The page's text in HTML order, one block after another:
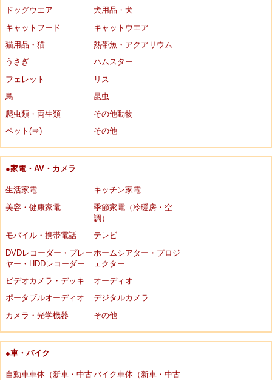
ドッグウエア
犬用品・犬
キャットフード
キャットウエア
猫用品・猫
熱帯魚・アクアリウム
うさぎ
ハムスター
フェレット
リス
鳥
昆虫
爬虫類・両生類
その他動物
ペット(⇒)
その他
●家電・AV・カメラ
生活家電
キッチン家電
美容・健康家電
季節家電（冷暖房・空
調）
モバイル・携帯電話
テレビ
DVDレコーダー・プレー
ヤー・HDDレコーダー
ホームシアター・プロジ
ェクター
ビデオカメラ・デッキ
オーディオ
ポータブルオーディオ
デジタルカメラ
カメラ・光学機器
その他
●車・バイク
自動車車体（新車・中古バイク車体（新車・中古